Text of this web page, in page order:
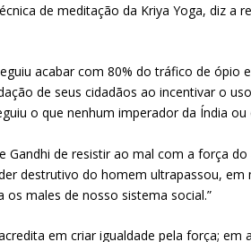
de meditação da Kriya Yoga, diz a
acabar com 80% do tráfico de ópio
de seus cidadãos ao incentivar o
o que nenhum imperador da Índia
Gandhi de resistir ao mal com a força
destrutivo do homem ultrapassou,
os males de nosso sistema social.”
em criar igualdade pela força;